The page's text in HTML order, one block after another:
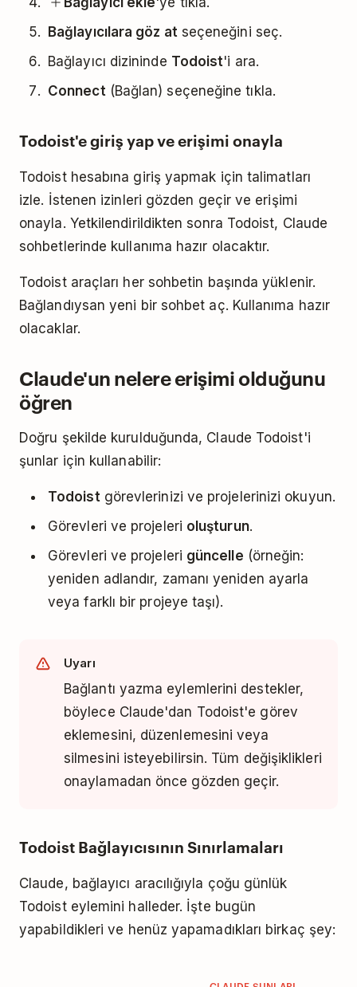
Bağlayıcılara göz at seçeneğini seç.
Bağlayıcı dizininde Todoist'i ara.
Connect (Bağlan) seçeneğine tıkla.
Todoist'e giriş yap ve erişimi onayla
Todoist hesabına giriş yapmak için talimatları
izle. İstenen izinleri gözden geçir ve erişimi
onayla. Yetkilendirildikten sonra Todoist, Claude
sohbetlerinde kullanıma hazır olacaktır.
Todoist araçları her sohbetin başında yüklenir.
Bağlandıysan yeni bir sohbet aç. Kullanıma hazır
olacaklar.
Claude'un nelere erişimi olduğunu
öğren
Doğru şekilde kurulduğunda, Claude Todoist'i
şunlar için kullanabilir:
Todoist görevlerinizi ve projelerinizi okuyun.
Görevleri ve projeleri oluşturun.
Görevleri ve projeleri güncelle (örneğin:
yeniden adlandır, zamanı yeniden ayarla
veya farklı bir projeye taşı).
Uyarı
Bağlantı yazma eylemlerini destekler,
böylece Claude'dan Todoist'e görev
eklemesini, düzenlemesini veya
silmesini isteyebilirsin. Tüm değişiklikleri
onaylamadan önce gözden geçir.
Todoist Bağlayıcısının Sınırlamaları
Claude, bağlayıcı aracılığıyla çoğu günlük
Todoist eylemini halleder. İşte bugün
yapabildikleri ve henüz yapamadıkları birkaç şey: